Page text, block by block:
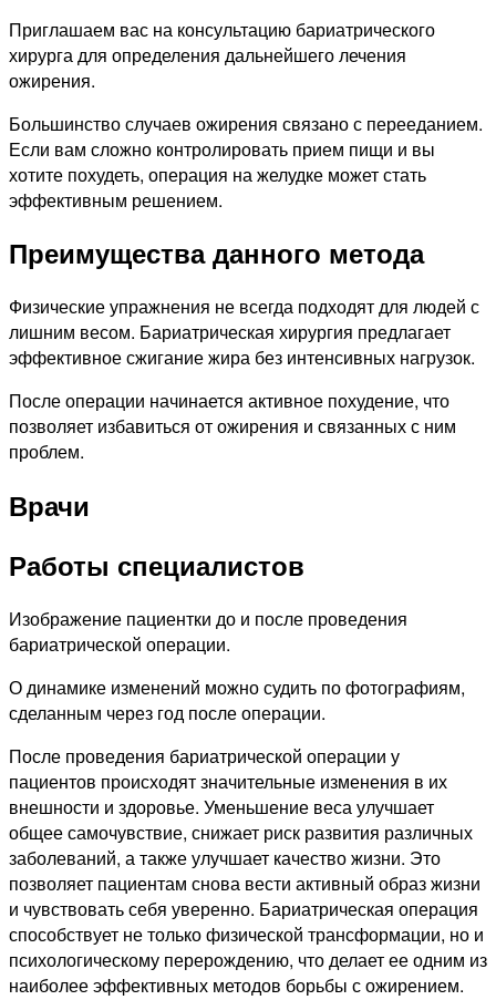
Приглашаем вас на консультацию бариатрического
хирурга для определения дальнейшего лечения
ожирения.
Большинство случаев ожирения связано с перееданием.
Если вам сложно контролировать прием пищи и вы
хотите похудеть, операция на желудке может стать
эффективным решением.
Преимущества данного метода
Физические упражнения не всегда подходят для людей с
лишним весом. Бариатрическая хирургия предлагает
эффективное сжигание жира без интенсивных нагрузок.
После операции начинается активное похудение, что
позволяет избавиться от ожирения и связанных с ним
проблем.
Врачи
Работы специалистов
Изображение пациентки до и после проведения
бариатрической операции.
О динамике изменений можно судить по фотографиям,
сделанным через год после операции.
После проведения бариатрической операции у
пациентов происходят значительные изменения в их
внешности и здоровье. Уменьшение веса улучшает
общее самочувствие, снижает риск развития различных
заболеваний, а также улучшает качество жизни. Это
позволяет пациентам снова вести активный образ жизни
и чувствовать себя уверенно. Бариатрическая операция
способствует не только физической трансформации, но и
психологическому перерождению, что делает ее одним из
наиболее эффективных методов борьбы с ожирением.